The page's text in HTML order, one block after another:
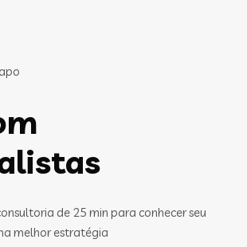
de 25 min para conhecer seu
melhor estratégia